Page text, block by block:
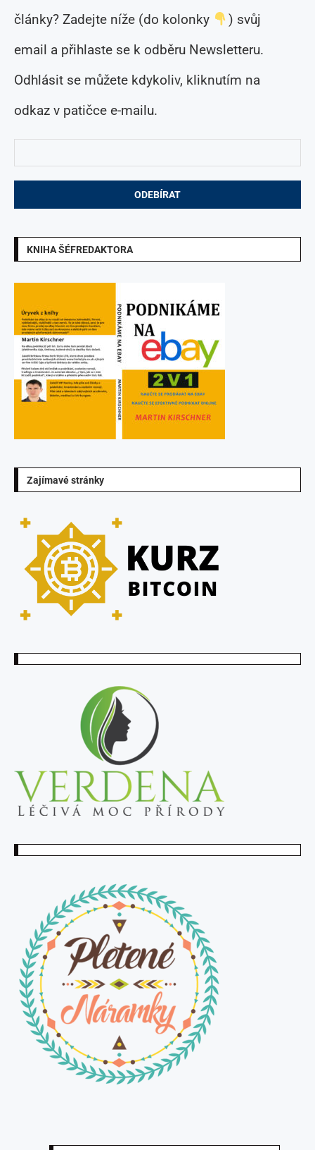
články? Zadejte níže (do kolonky
) svůj
email a přihlaste se k odběru Newsletteru.
Odhlásit se můžete kdykoliv, kliknutím na
odkaz v patičce e-mailu.
KNIHA ŠÉFREDAKTORA
Zajímavé stránky